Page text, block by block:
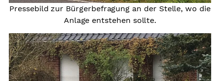
Pressebild zur Bürgerbefragung an der Stelle, wo die
Anlage entstehen sollte.